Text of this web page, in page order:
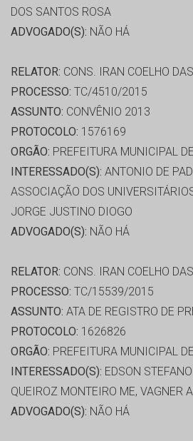
DOS SANTOS ROSA
ADVOGADO(S): NÃO HÁ
RELATOR: CONS. IRAN COELHO
PROCESSO: TC/4510/2015
ASSUNTO: CONVÊNIO 2013
PROTOCOLO: 1576169
ORGÃO: PREFEITURA MUNICIPAL
INTERESSADO(S): ANTONIO DE
ASSOCIAÇÃO DOS
JORGE JUSTINO DIOGO
ADVOGADO(S): NÃO HÁ
RELATOR: CONS. IRAN COELHO
PROCESSO: TC/15539/2015
ASSUNTO: ATA DE REGISTRO DE
PROTOCOLO: 1626826
ORGÃO: PREFEITURA MUNICIPAL
INTERESSADO(S): EDSON
QUEIROZ MONTEIRO ME, VAGNER
ADVOGADO(S): NÃO HÁ